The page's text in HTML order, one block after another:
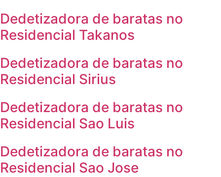
Dedetizadora de baratas no
Residencial Takanos
Dedetizadora de baratas no
Residencial Sirius
Dedetizadora de baratas no
Residencial Sao Luis
Dedetizadora de baratas no
Residencial Sao Jose